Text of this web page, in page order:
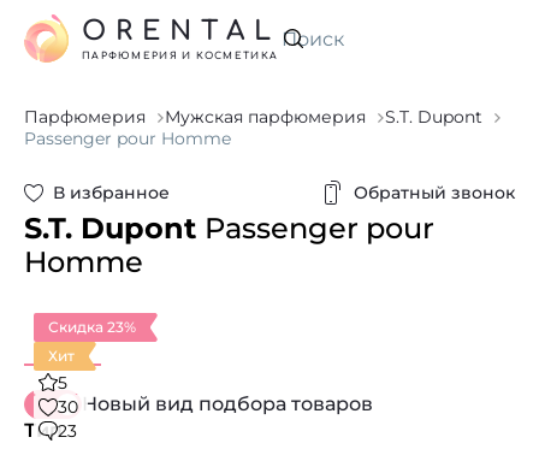
Искать
ORENTAL
ПАРФЮМЕРИЯ И КОСМЕТИКА
Парфюмерия Мужская парфюмерия
S.T. Dupont
Passenger pour Homme
В избранное Обратный звонок
S.T. Dupont Passenger pour
Homme
Скидка 23%
Хит
5
30
23
Новый вид подбора товаров
Тип